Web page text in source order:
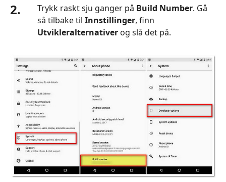
2. Trykk raskt sju ganger på Build Number. Gå
så tilbake til Innstillinger, finn
Utvikleralternativer og slå det på.